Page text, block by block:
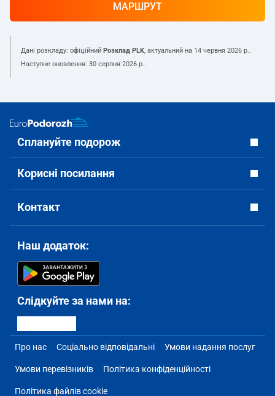
МАРШРУТ
Дані розкладу: офіційний Розклад PLK, актуальний на 14 червня 2026 р..
Наступне оновлення: 30 серпня 2026 р..
Сплануйте подорож
Корисні посилання
Контакт
Наш додаток:
Слідкуйте за нами на:
Про нас Соціально відповідальні Умови надання послуг
Умови перевізників Політика конфіденційності
Політика файлів cookie